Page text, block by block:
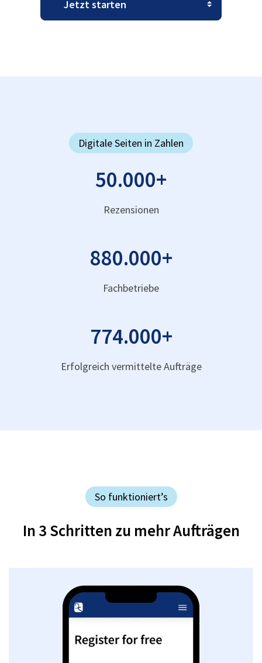
Digitale Seiten in Zahlen
50.000+
Rezensionen
880.000+
Fachbetriebe
774.000+
Erfolgreich vermittelte Aufträge
So funktioniert’s
In 3 Schritten zu mehr Aufträgen